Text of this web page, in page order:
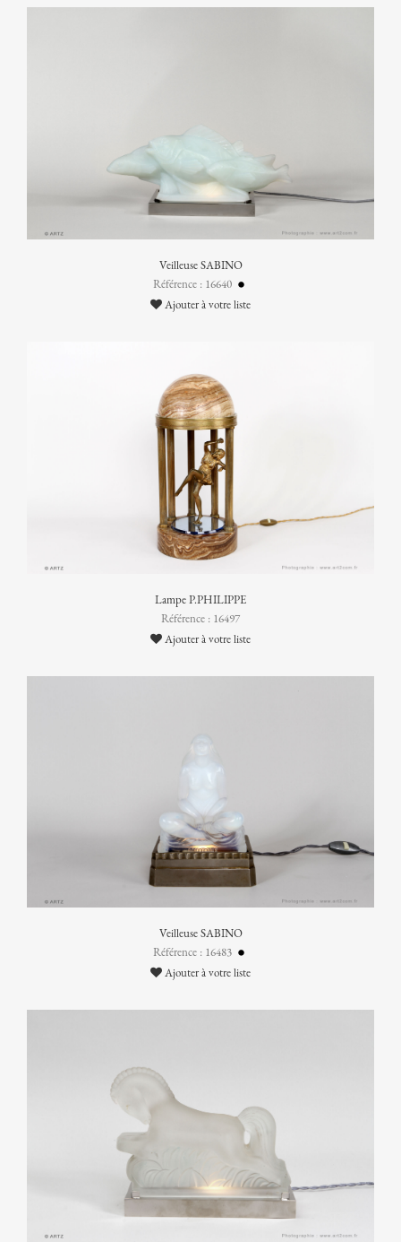
Veilleuse SABINO
Référence : 16640
Ajouter à votre liste
Lampe P.PHILIPPE
Référence : 16497
Ajouter à votre liste
Veilleuse SABINO
Référence : 16483
Ajouter à votre liste